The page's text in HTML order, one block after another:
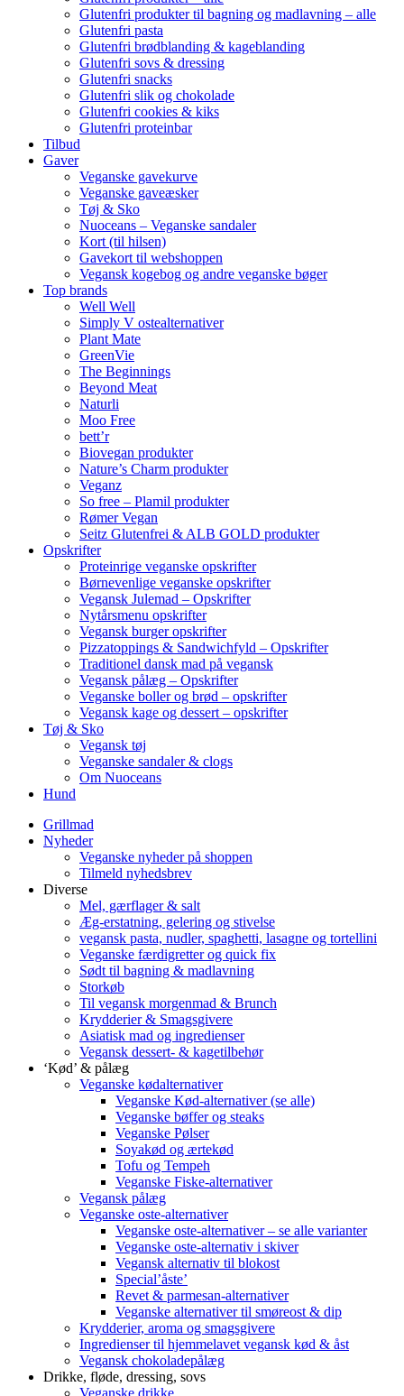
Glutenfri produkter til bagning og madlavning – alle
Glutenfri pasta
Glutenfri brødblanding & kageblanding
Glutenfri sovs & dressing
Glutenfri snacks
Glutenfri slik og chokolade
Glutenfri cookies & kiks
Glutenfri proteinbar
Tilbud
Gaver
Veganske gavekurve
Veganske gaveæsker
Tøj & Sko
Nuoceans – Veganske sandaler
Kort (til hilsen)
Gavekort til webshoppen
Vegansk kogebog og andre veganske bøger
Top brands
Well Well
Simply V ostealternativer
Plant Mate
GreenVie
The Beginnings
Beyond Meat
Naturli
Moo Free
bett’r
Biovegan produkter
Nature’s Charm produkter
Veganz
So free – Plamil produkter
Rømer Vegan
Seitz Glutenfrei & ALB GOLD produkter
Opskrifter
Proteinrige veganske opskrifter
Børnevenlige veganske opskrifter
Vegansk Julemad – Opskrifter
Nytårsmenu opskrifter
Vegansk burger opskrifter
Pizzatoppings & Sandwichfyld – Opskrifter
Traditionel dansk mad på vegansk
Vegansk pålæg – Opskrifter
Veganske boller og brød – opskrifter
Vegansk kage og dessert – opskrifter
Tøj & Sko
Vegansk tøj
Veganske sandaler & clogs
Om Nuoceans
Hund
Grillmad
Nyheder
Veganske nyheder på shoppen
Tilmeld nyhedsbrev
Diverse
Mel, gærflager & salt
Æg-erstatning, gelering og stivelse
vegansk pasta, nudler, spaghetti, lasagne og tortellini
Veganske færdigretter og quick fix
Sødt til bagning & madlavning
Storkøb
Til vegansk morgenmad & Brunch
Krydderier & Smagsgivere
Asiatisk mad og ingredienser
Vegansk dessert- & kagetilbehør
‘Kød’ & pålæg
Veganske kødalternativer
Veganske Kød-alternativer (se alle)
Veganske bøffer og steaks
Veganske Pølser
Soyakød og ærtekød
Tofu og Tempeh
Veganske Fiske-alternativer
Vegansk pålæg
Veganske oste-alternativer
Veganske oste-alternativer – se alle varianter
Veganske oste-alternativ i skiver
Vegansk alternativ til blokost
Special’åste’
Revet & parmesan-alternativer
Veganske alternativer til smøreost & dip
Krydderier, aroma og smagsgivere
Ingredienser til hjemmelavet vegansk kød & åst
Vegansk chokoladepålæg
Drikke, fløde, dressing, sovs
Veganske drikke